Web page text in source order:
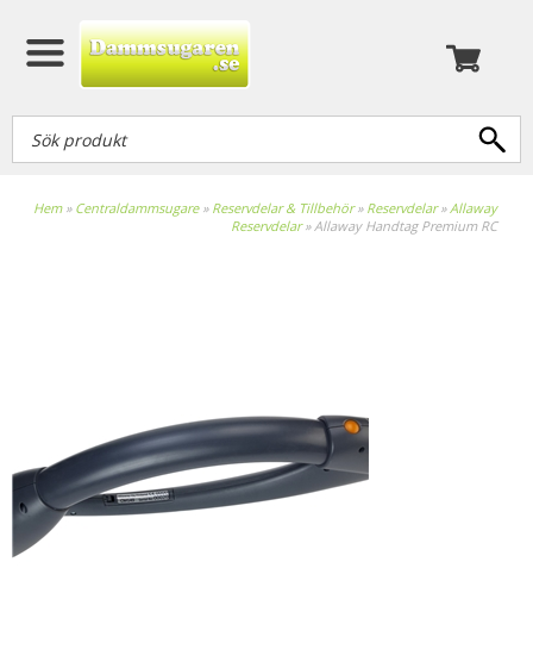
Hem» Centraldammsugare» Reservdelar & Tillbehör» Reservdelar» Allaway
Reservdelar» Allaway Handtag Premium RC